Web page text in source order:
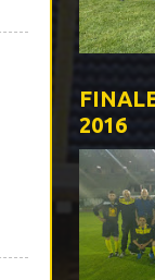
2016